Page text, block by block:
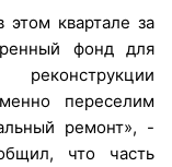
квартале за
фонд для
переселим
ремонт», -
что часть